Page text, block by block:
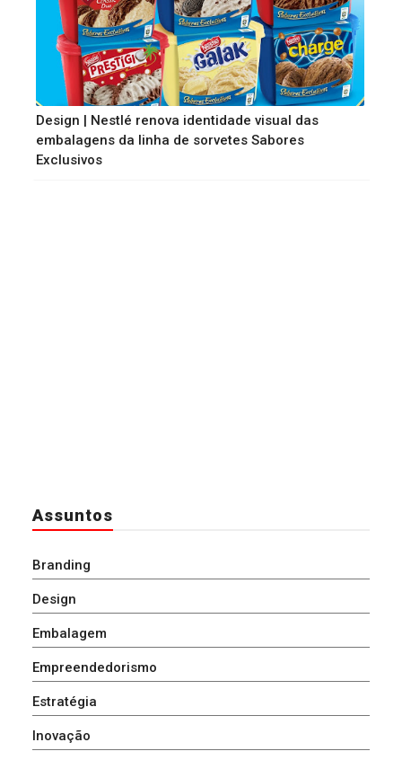
Design | Nestlé renova identidade visual das
embalagens da linha de sorvetes Sabores
Exclusivos
Assuntos
Branding
Design
Embalagem
Empreendedorismo
Estratégia
Inovação